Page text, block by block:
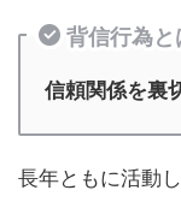
背信行為と
信頼関係を裏
長年ともに活動